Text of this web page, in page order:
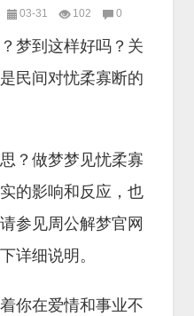
03-31 102 0
梦到这样好吗？关
民间对忧柔寡断的
？做梦梦见忧柔寡
的影响和反应，也
参见周公解梦官网
详细说明。
你在爱情和事业不